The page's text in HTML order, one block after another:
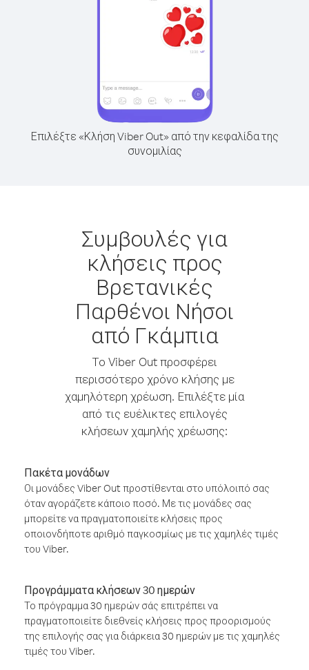
Επιλέξτε «Κλήση Viber Out» από την κεφαλίδα της
συνομιλίας
Συμβουλές για
κλήσεις προς
Βρετανικές
Παρθένοι Νήσοι
από Γκάμπια
Το Viber Out προσφέρει
περισσότερο χρόνο κλήσης με
χαμηλότερη χρέωση. Επιλέξτε μία
από τις ευέλικτες επιλογές
κλήσεων χαμηλής χρέωσης:
Πακέτα μονάδων
Οι μονάδες Viber Out προστίθενται στο υπόλοιπό σας
όταν αγοράζετε κάποιο ποσό. Με τις μονάδες σας
μπορείτε να πραγματοποιείτε κλήσεις προς
οποιονδήποτε αριθμό παγκοσμίως με τις χαμηλές τιμές
του Viber.
Προγράμματα κλήσεων 30 ημερών
Το πρόγραμμα 30 ημερών σάς επιτρέπει να
πραγματοποιείτε διεθνείς κλήσεις προς προορισμούς
της επιλογής σας για διάρκεια 30 ημερών με τις χαμηλές
τιμές του Viber.